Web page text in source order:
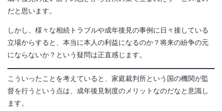
だと思います。
しかし、様々な相続トラブルや成年後見の事例に日々接している
立場からすると、本当に本人の利益になるのか？将来の紛争の元
にならないか？という疑問は正直感じます。
こういったことを考えていると、家庭裁判所という国の機関が監
督を行うという点は、成年後見制度のメリットなのだなと意識し
ます。